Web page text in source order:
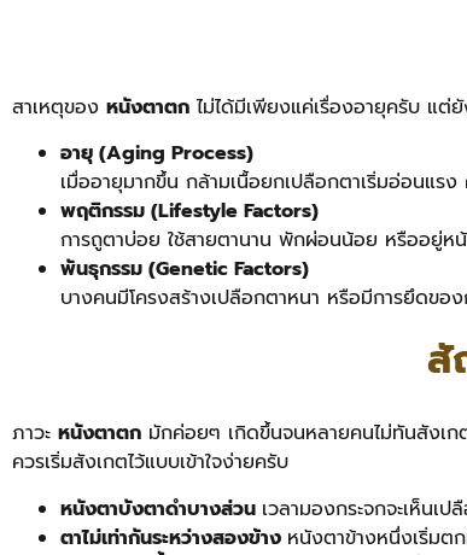
สาเหตุของ หนังตาตก ไม่ได้มีเพียงแค่เรื่องอายุครับ แ
อายุ (Aging Process)
เมื่ออายุมากขึ้น กล้ามเนื้อยกเปลือกตาเริ่มอ่อนแ
พฤติกรรม (Lifestyle Factors)
การถูตาบ่อย ใช้สายตานาน พักผ่อนน้อย หรืออยู่ห
พันธุกรรม (Genetic Factors)
บางคนมีโครงสร้างเปลือกตาหนา หรือมีการยึดข
สั
ภาวะ หนังตาตก มักค่อยๆ เกิดขึ้นจนหลายคนไม่ทันสังเ
ควรเริ่มสังเกตไว้แบบเข้าใจง่ายครับ
หนังตาบังตาดำบางส่วน เวลามองกระจกจะเห็นเ
ตาไม่เท่ากันระหว่างสองข้าง หนังตาข้างหนึ่งเริ่มต